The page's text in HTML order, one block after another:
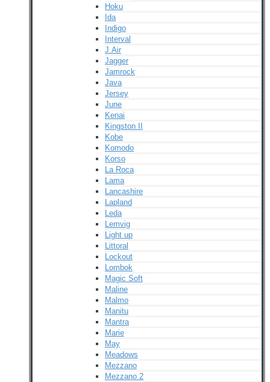
Hoku
Ida
Indigo
Interval
J.Air
Jagger
Jamrock
Java
Jersey
June
Kenai
Kingston II
Kobe
Komodo
Korso
La Roca
Lama
Lancashire
Lapland
Leda
Lemvig
Light up
Littoral
Lockout
Lombok
Magic Soft
Maline
Malmo
Manitu
Mantra
Marie
May
Meadows
Mezzano
Mezzano 2